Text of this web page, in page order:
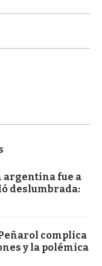
argentina fue a
deslumbrada:
complica
y la polémica